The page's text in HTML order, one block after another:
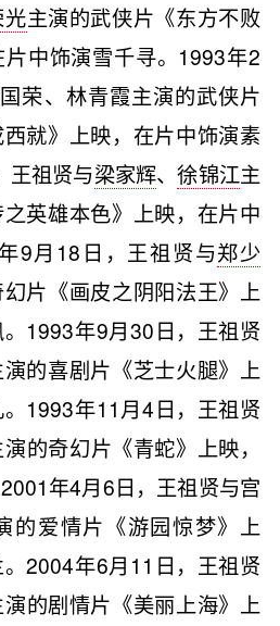
光主演的武侠片《东方不败
中饰演雪千寻。1993年2
荣、林青霞主演的武侠片
西就》上映，在片中饰演素
王祖贤与梁家辉、徐锦江主
英雄本色》上映，在片中
9月18日，王祖贤与郑少
片《画皮之阴阳法王》上
1993年9月30日，王祖贤
的喜剧片《芝士火腿》上
1993年11月4日，王祖贤
演的奇幻片《青蛇》上映，
年4月6日，王祖贤与宫
的爱情片《游园惊梦》上
2004年6月11日，王祖贤
的剧情片《美丽上海》上